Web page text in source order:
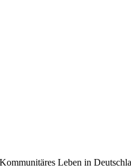
Kommunitäres Leben in